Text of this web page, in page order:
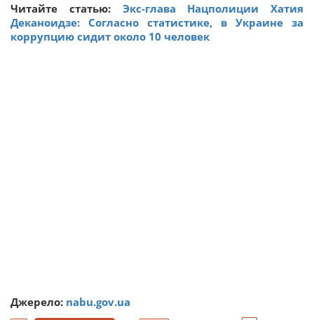
Читайте статью: Экс-глава Нацполиции Хатия
Деканоидзе: Согласно статистике, в Украине за
коррупцию сидит около 10 человек
Джерело: nabu.gov.ua